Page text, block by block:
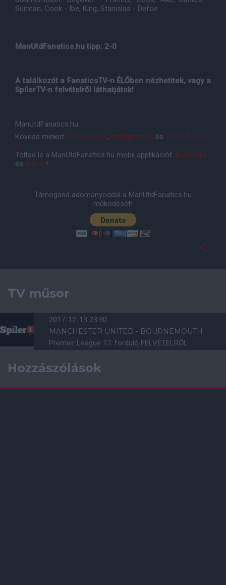
Surman, Cook - Ibe, King, Stanislas - Defoe
ManUtdFanatics.hu tipp: 2-0
A találkozót a FanaticsTV-n ÉLŐben nézhetitek, vagy a
SpílerTV-n felvételről láthatjátok!
ManUtdFanatics.hu
Kövess minket Facebookon, Instagramon és YouTube-on
is!
Töltsd le a ManUtdFanatics.hu mobil applikációt Androidra
és iOS-re!
Támogasd adományoddal a ManUtdFanatics.hu
működését!
TV műsor
2017-12-13 23:30
MANCHESTER UNITED - BOURNEMOUTH
Premier League 17. forduló FELVÉTELRŐL
Hozzászólások